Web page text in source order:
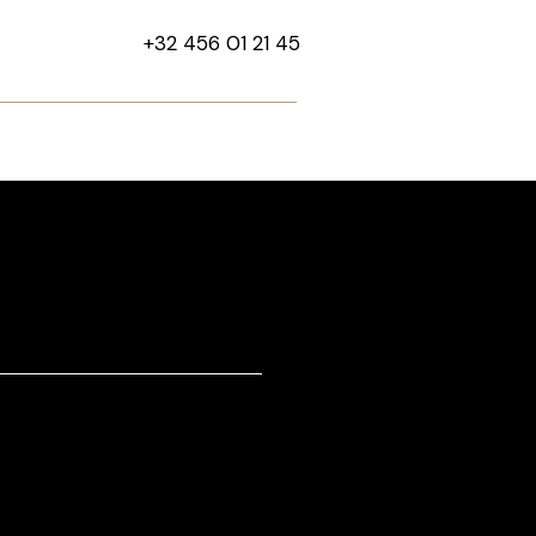
+32 456 01 21 45